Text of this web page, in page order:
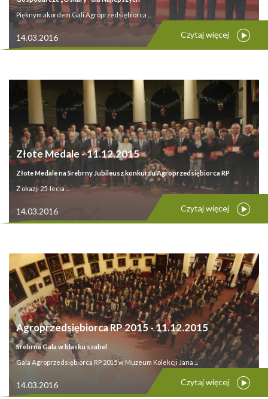
Pięknym akordem Gali Agroprzedsiębiorca ...
14.03.2016 Czytaj więcej
Złote Medale - 11.12.2015
Złote Medale na Srebrny Jubileusz konkursu Agroprzedsiębiorca RP
Z okazji 25-lecia ...
14.03.2016 Czytaj więcej
Agroprzedsiębiorca RP 2015 - 11.12.2015
Srebrna Gala w blasku szabel
Gala Agroprzedsiębiorca RP 2015 w Muzeum Kolekcji Jana ...
14.03.2016 Czytaj więcej